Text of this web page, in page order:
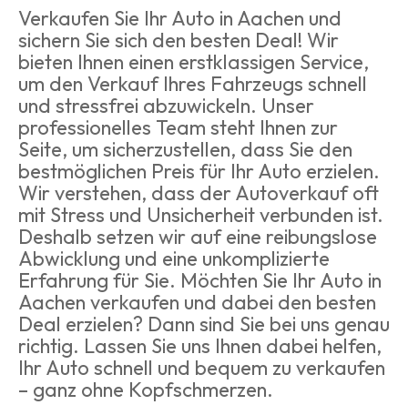
Verkaufen Sie Ihr Auto in Aachen und
sichern Sie sich den besten Deal! Wir
bieten Ihnen einen erstklassigen Service,
um den Verkauf Ihres Fahrzeugs schnell
und stressfrei abzuwickeln. Unser
professionelles Team steht Ihnen zur
Seite, um sicherzustellen, dass Sie den
bestmöglichen Preis für Ihr Auto erzielen.
Wir verstehen, dass der Autoverkauf oft
mit Stress und Unsicherheit verbunden ist.
Deshalb setzen wir auf eine reibungslose
Abwicklung und eine unkomplizierte
Erfahrung für Sie. Möchten Sie Ihr Auto in
Aachen verkaufen und dabei den besten
Deal erzielen? Dann sind Sie bei uns genau
richtig. Lassen Sie uns Ihnen dabei helfen,
Ihr Auto schnell und bequem zu verkaufen
– ganz ohne Kopfschmerzen.